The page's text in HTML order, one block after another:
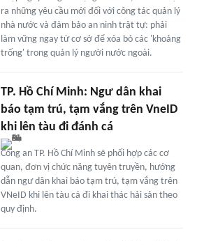
ra những yêu cầu mới đối với công tác quản lý
nhà nước và đảm bảo an ninh trật tự: phải
làm vững ngay từ cơ sở để xóa bỏ các 'khoảng
trống' trong quản lý người nước ngoài.
TP. Hồ Chí Minh: Ngư dân khai
báo tạm trú, tạm vắng trên VneID
khi lên tàu đi đánh cá
Công an TP. Hồ Chí Minh sẽ phối hợp các cơ
quan, đơn vị chức năng tuyên truyền, hướng
dẫn ngư dân khai báo tạm trú, tạm vắng trên
VNeID khi lên tàu cá đi khai thác hải sản theo
quy định.